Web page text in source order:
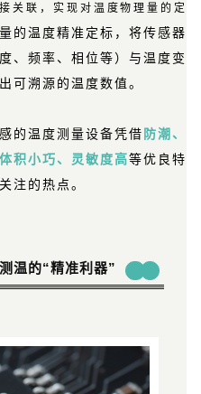
关联，实现对温度物理量的定
的温度精准定标，将传感器
、频率、相位等）与温度变
可溯源的温度数值。
的温度测量设备凭借防潮、
积小巧、灵敏度高等优良特
注的热点。
温的“精准利器”